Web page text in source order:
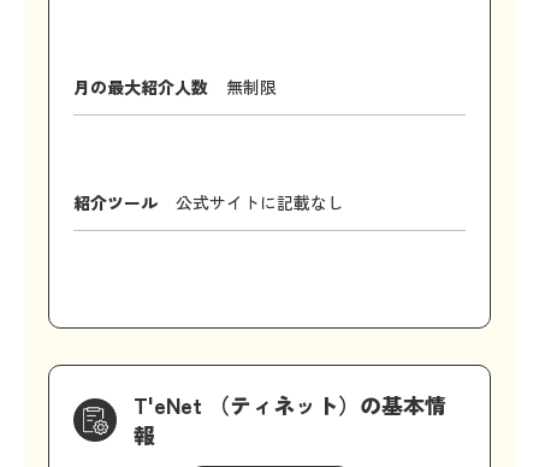
月の最大紹介人数 無制限
紹介ツール 公式サイトに記載なし
T'eNet （ティネット）の基本情
報